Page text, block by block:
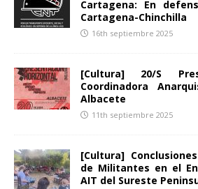
Cartagena: En
Cartagena-Chinchilla
16th septiembre 2025
[Cultura] 20/S
Coordinadora
Albacete
11th septiembre 2025
[Cultura]
de Militantes en el
AIT del Sureste